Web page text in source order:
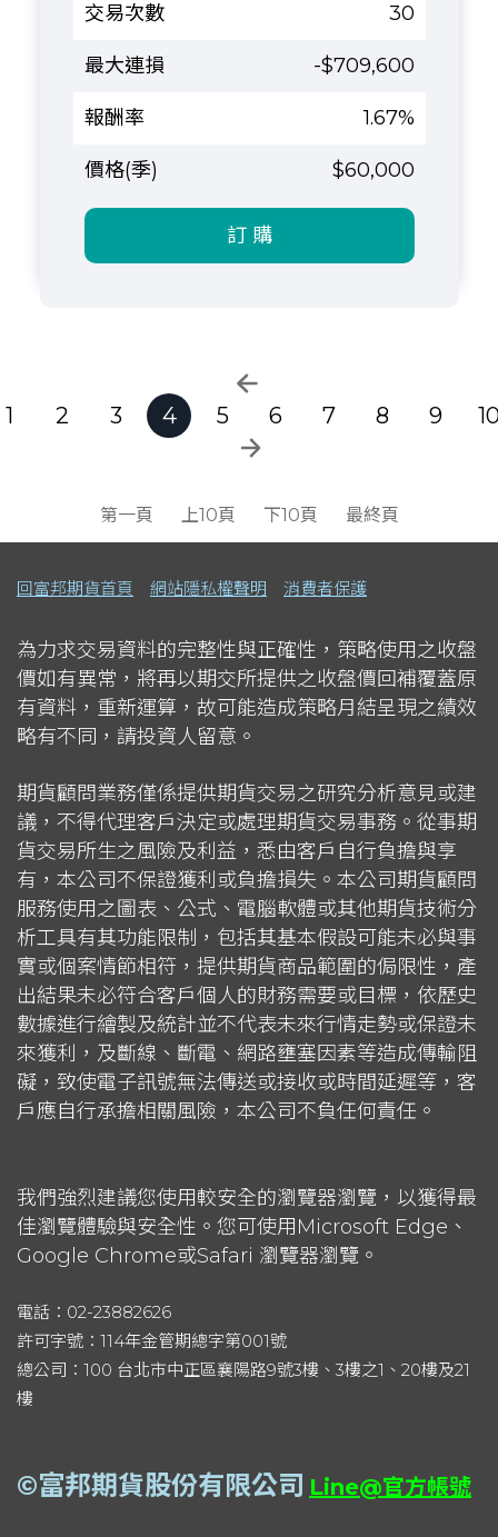
30
-$709,600
1.67%
$60,000
訂 購
1 2 3 4 5 6 7 8 9
第一頁 上10頁 下10頁 最終頁
回富邦期貨首頁 網站隱私權聲明 消費者保護
為力求交易資料的完整性與正確性，策略使用之收盤
價如有異常，將再以期交所提供之收盤價回補覆蓋原
有資料，重新運算，故可能造成策略月結呈現之績效
略有不同，請投資人留意。
期貨顧問業務僅係提供期貨交易之研究分析意見或建
議，不得代理客戶決定或處理期貨交易事務。從事期
貨交易所生之風險及利益，悉由客戶自行負擔與享
有，本公司不保證獲利或負擔損失。本公司期貨顧問
服務使用之圖表、公式、電腦軟體或其他期貨技術分
析工具有其功能限制，包括其基本假設可能未必與事
實或個案情節相符，提供期貨商品範圍的侷限性，產
出結果未必符合客戶個人的財務需要或目標，依歷史
數據進行繪製及統計並不代表未來行情走勢或保證未
來獲利，及斷線、斷電、網路壅塞因素等造成傳輸阻
礙，致使電子訊號無法傳送或接收或時間延遲等，客
戶應自行承擔相關風險，本公司不負任何責任。
我們強烈建議您使用較安全的瀏覽器瀏覽，以獲得最
佳瀏覽體驗與安全性。您可使用Microsoft Edge、
Google Chrome或Safari 瀏覽器瀏覽。
電話：02-23882626
許可字號：114年金管期總字第001號
總公司：100 台北市中正區襄陽路9號3樓、3樓之1、20樓及21
樓
©富邦期貨股份有限公司 Line@官方帳號